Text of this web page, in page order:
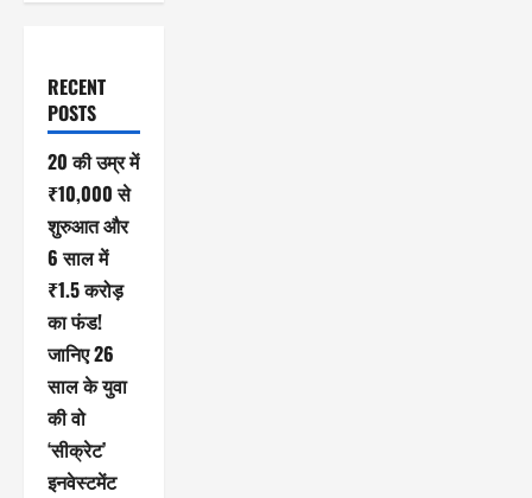
RECENT
POSTS
20 की उम्र में
₹10,000 से
शुरुआत और
6 साल में
₹1.5 करोड़
का फंड!
जानिए 26
साल के युवा
की वो
‘सीक्रेट’
इनवेस्टमेंट